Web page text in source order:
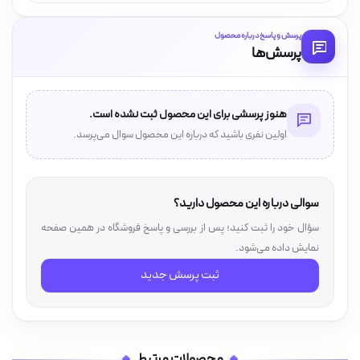
پرسش و پاسخ درباره محصول
پرسش‌ها
هنوز پرسشی برای این محصول ثبت نشده است.
اولین نفری باشید که درباره این محصول سوال می‌پرسد.
سوالی درباره این محصول دارید؟
سؤال خود را ثبت کنید؛ پس از بررسی و پاسخ فروشگاه در همین صفحه
نمایش داده می‌شود.
ثبت پرسش جدید